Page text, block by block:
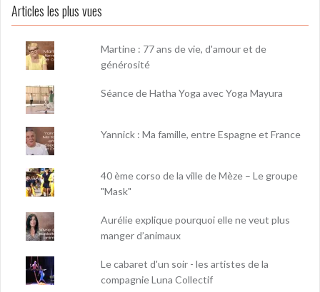
Articles les plus vues
Martine : 77 ans de vie, d'amour et de
générosité
Séance de Hatha Yoga avec Yoga Mayura
Yannick : Ma famille, entre Espagne et France
40 ème corso de la ville de Mèze – Le groupe
"Mask"
Aurélie explique pourquoi elle ne veut plus
manger d’animaux
Le cabaret d'un soir - les artistes de la
compagnie Luna Collectif